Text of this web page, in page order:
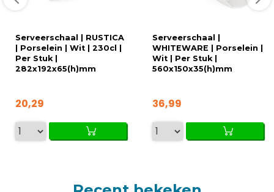
Serveerschaal | RUSTICA
| Porselein | Wit | 230cl |
Per Stuk |
282x192x65(h)mm
20,29
Serveerschaal |
WHITEWARE | Porselein |
Wit | Per Stuk |
560x150x35(h)mm
36,99